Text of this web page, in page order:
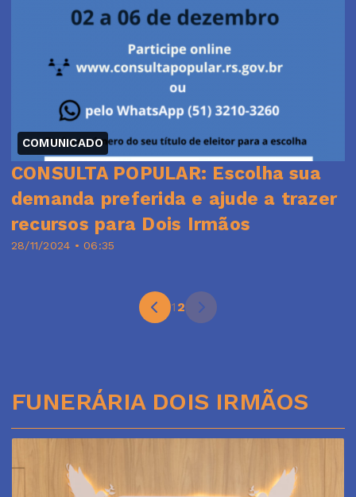
COMUNICADO
28/11/2024 • 06:35
CONSULTA POPULAR: Escolha sua
demanda preferida e ajude a trazer
recursos para Dois Irmãos
1 2
FUNERÁRIA DOIS IRMÃOS